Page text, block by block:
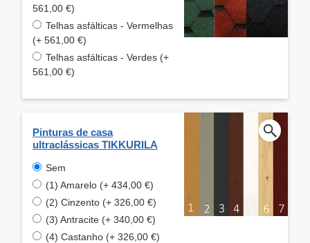
561,00 €)
Telhas asfálticas - Vermelhas
(+ 561,00 €)
Telhas asfálticas - Verdes (+
561,00 €)
Pinturas de casa
ultraclássicas TIKKURILA
Sem
(1) Amarelo (+ 434,00 €)
(2) Cinzento (+ 326,00 €)
(3) Antracite (+ 340,00 €)
(4) Castanho (+ 326,00 €)